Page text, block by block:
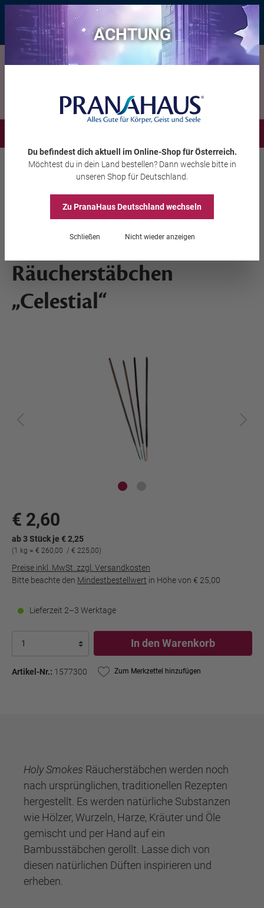
Bis zu 20 € Rabatt* mit dem Vorteils-Codeeintauchen , gültig bis
11.08.2026
Räuchern Räucherstäbchen
Holy Smokes Blue Line
Räucherstäbchen
„Celestial“
€ 2,60
ab 3 Stück je € 2,25
(1 kg = € 260,00 / € 225,00)
Preise inkl. MwSt. zzgl. Versandkosten
Bitte beachte den Mindestbestellwert in Höhe von € 25,00
Lieferzeit 2–3 Werktage
In den Warenkorb
Artikel-Nr.: 1577300 Zum Merkzettel hinzufügen
Holy Smokes Räucherstäbchen werden noch
nach ursprünglichen, traditionellen Rezepten
hergestellt. Es werden natürliche Substanzen
wie Hölzer, Wurzeln, Harze, Kräuter und Öle
gemischt und per Hand auf ein
Bambusstäbchen gerollt. Lasse dich von
diesen natürlichen Düften inspirieren und
erheben.
ACHTUNG
Du befindest dich aktuell im Online-Shopfür Österreich.
Möchtest du in dein Land bestellen? Dann wechsle bitte in
unseren Shop für Deutschland
Zu PranaHausDeutschland wechseln
Schließen Nicht wieder anzeigen